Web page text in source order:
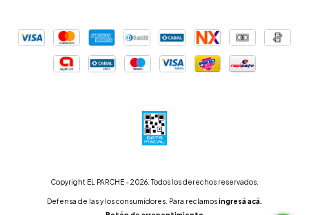
Copyright EL PARCHE - 2026. Todos los derechos reservados.
Defensa de las y los consumidores. Para reclamosingresá acá.